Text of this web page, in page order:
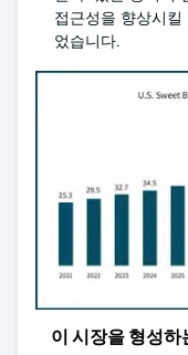
접근성을 향상시
었습니다.
이 시장을 형성